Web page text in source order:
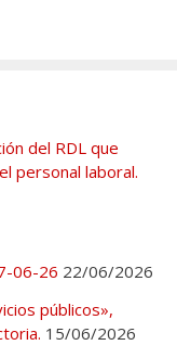
del RDL que
personal laboral.
06-26 22/06/2026
públicos»,
15/06/2026